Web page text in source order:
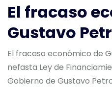
El fracaso
Gustavo
El fracaso económico de
nefasta Ley de
Gobierno de Gustavo